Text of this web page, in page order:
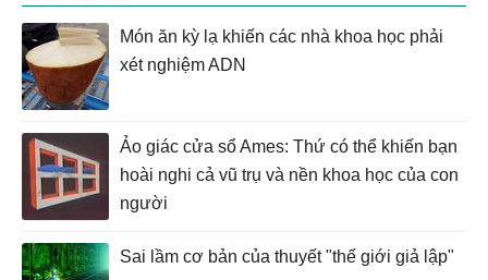
Món ăn kỳ lạ khiến các nhà khoa học phải
xét nghiệm ADN
Ảo giác cửa sổ Ames: Thứ có thể khiến bạn
hoài nghi cả vũ trụ và nền khoa học của con
người
Sai lầm cơ bản của thuyết "thế giới giả lập"